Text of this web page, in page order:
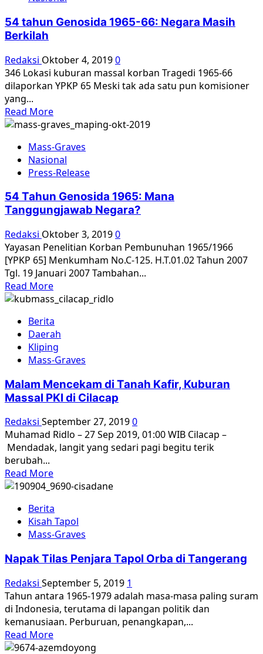
54 tahun Genosida 1965-66: Negara Masih
Berkilah
Redaksi Oktober 4, 20190
346 Lokasi kuburan massal korban Tragedi 1965-66
dilaporkan YPKP 65 Meski tak ada satu pun komisioner
yang...
Read MoreRead
more
54
tahun
Genosida
66:
Negara
Berkilah
Mass-Graves
Nasional
Press-Release
54 Tahun Genosida 1965: Mana
Tanggungjawab Negara?
Redaksi Oktober 3, 20190
Yayasan Penelitian Korban Pembunuhan 1965/1966
[YPKP 65] Menkumham No.C-125. H.T.01.02 Tahun 2007
Tgl. 19 Januari 2007 Tambahan...
Read MoreRead
more
54
Tahun
Genosida
1965:
Tanggungjawab
Negara?
Berita
Daerah
Kliping
Mass-Graves
Malam Mencekam di Tanah Kafir, Kuburan
Massal PKI di Cilacap
Redaksi September 27, 20190
Muhamad Ridlo – 27 Sep 2019, 01:00 WIB Cilacap –
Mendadak, langit yang sedari pagi begitu terik
berubah...
Read MoreRead
more
Malam
Mencekam
di
Kafir,
Massal
PKI
di
Cilacap
Berita
Kisah Tapol
Mass-Graves
Napak Tilas Penjara Tapol Orba di Tangerang
Redaksi September 5, 2019 1
Tahun antara 1965-1979 adalah masa-masa paling suram
di Indonesia, terutama di lapangan politik dan
kemanusiaan. Perburuan, penangkapan,...
Read MoreRead
more